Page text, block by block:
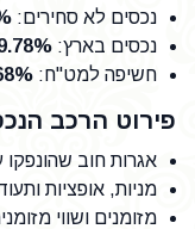
נכסים לא סחירים:
נכסים בארץ:
חשיפה למט"ח:
פירוט הרכב
אגרות חוב
מניות, אופציות
מזומנים ושווי